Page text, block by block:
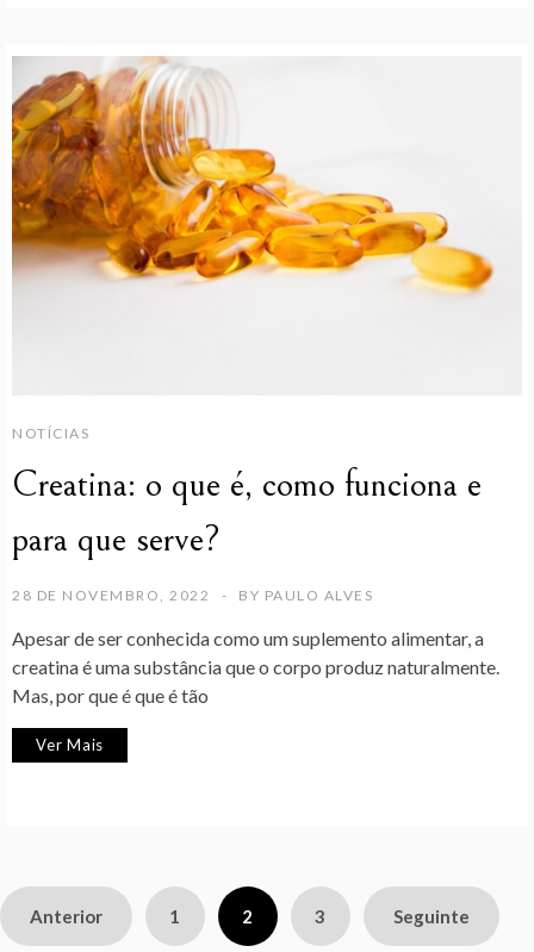
NOTÍCIAS
Creatina: o que é, como funciona e
para que serve?
28 DE NOVEMBRO, 2022 BY PAULO ALVES
Apesar de ser conhecida como um suplemento alimentar, a
creatina é uma substância que o corpo produz naturalmente.
Mas, por que é que é tão
Ver Mais
Anterior 1 2 3 Seguinte